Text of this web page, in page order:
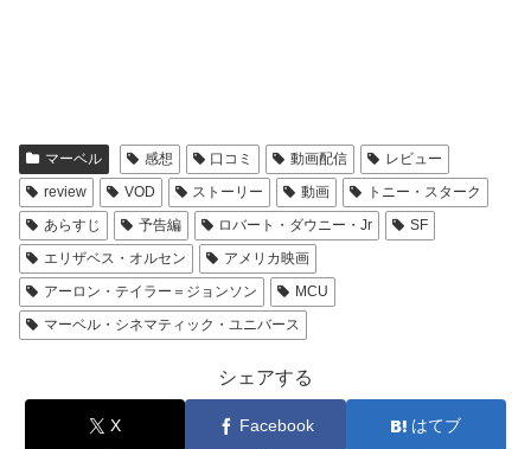
マーベル 感想 口コミ 動画配信
レビュー
review
VOD ストーリー 動画
トニー・スターク
あらすじ
予告編 ロバート・ダウニー・Jr
SF
エリザベス・オルセン
アメリカ映画
アーロン・テイラー＝ジョンソン
MCU
マーベル・シネマティック・ユニバース
シェアする
X Facebook はてブ